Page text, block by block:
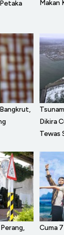
Makan
Dikira
Tewas
Cuma